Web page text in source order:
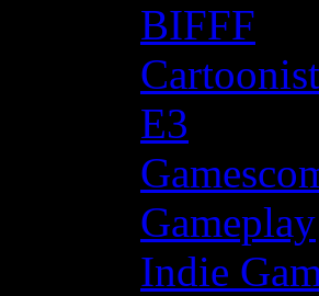
BIFFF
Cartoonist
E3
Gameplay
Indie